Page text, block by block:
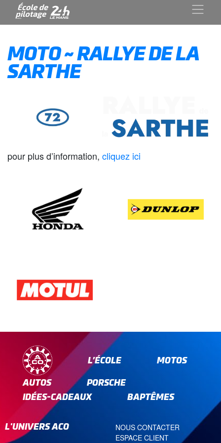
MOTO ~ RALLYE DE LA
SARTHE
pour plus d’information, cliquez ici
L’ÉCOLE
MOTOS
AUTOS
PORSCHE
IDÉES-CADEAUX
BAPTÊMES
L'UNIVERS ACO
NOUS CONTACTER
ESPACE CLIENT